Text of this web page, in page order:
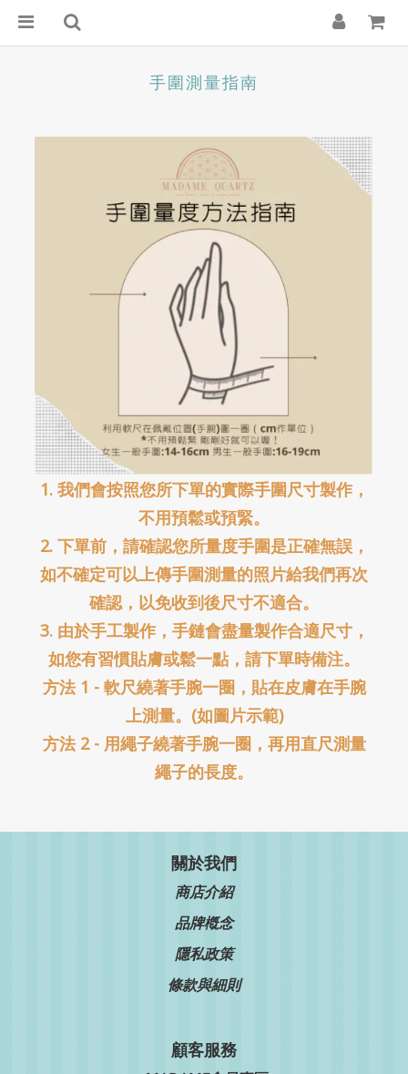
手圍測量指南
1. 我們會按照您所下單的實際手圍尺寸製作，
不用預鬆或預緊。
2. 下單前，請確認您所量度手圍是正確無誤，
如不確定可以上傳手圍測量的照片給我們再次
確認，以免收到後尺寸不適合。
3. 由於手工製作，手鏈會盡量製作合適尺寸，
如您有習慣貼膚或鬆一點，請下單時備注。
方法 1 - 軟尺繞著手腕一圈，貼在皮膚在手腕
上測量。(如圖片示範)
方法 2 - 用繩子繞著手腕一圈，再用直尺測量
繩子的長度。
關於我們
商店介紹
品牌槪念
隱私政策
條款與細則
顧客服務